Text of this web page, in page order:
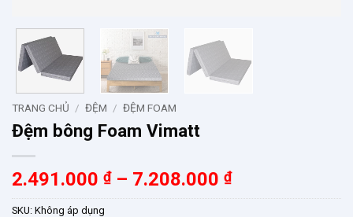
TRANG CHỦ / ĐỆM / ĐỆM FOAM
Đệm bông Foam Vimatt
2.491.000 ₫ – 7.208.000 ₫Khoảng
giá:
SKU: Không áp dụng